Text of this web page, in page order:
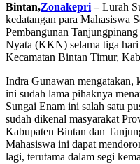
Bintan,Zonakepri–Lurah
kedatangan para Mahasiswa
Pembangunan
Nyata (KKN) selama tiga
Kecamatan Bintan Timur,
Indra Gunawan mengatakan,
ini sudah lama pihaknya
Sungai Enam ini salah satu
sudah dikenal masyarakat
Kabupaten Bintan dan
Mahasiswa ini dapat
lagi, terutama dalam segi